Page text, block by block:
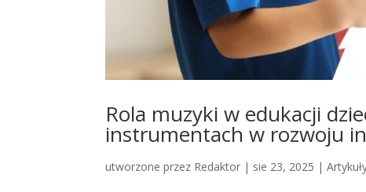
Rola muzyki w edukacji
instrumentach w rozwoju
utworzone przez Redaktor | sie 23, 2025 |